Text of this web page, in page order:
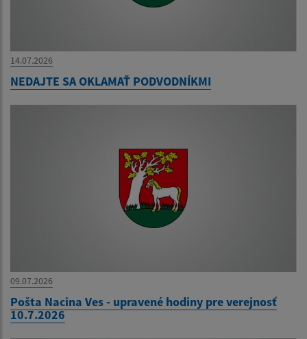
14.07.2026
NEDAJTE SA OKLAMAŤ PODVODNÍKMI
09.07.2026
Pošta Nacina Ves - upravené hodiny pre verejnosť
10.7.2026